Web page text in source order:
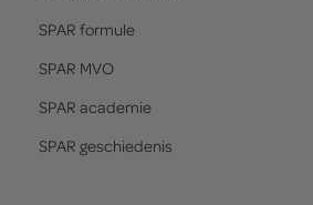
SPAR formule
SPAR MVO
SPAR academie
SPAR geschiedenis